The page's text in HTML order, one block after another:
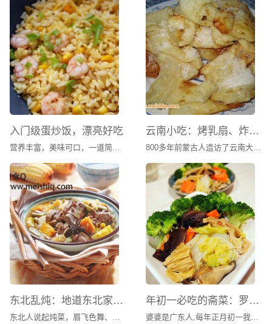
入门级蛋炒饭，漂亮好吃
营养丰富，美味可口，一道简单美味的家常菜肴。
云南小吃：烤乳扇、炸乳扇
800多年前蒙古人造访了云南大理，自此，两个相隔千里的民族朝夕相处几个世纪，逐渐语言相通，饮食趋同，当地白族人自然而然地爱上了蒙古人的传统食品乳扇。他们不仅学会了制作，而且用炸的手法让乳扇获得香酥口感，赋予了这道美食耀眼的别样风情。
东北乱炖：地道东北家常菜
东北人说起炖菜，眉飞色舞、如数家珍。四大炖、八大炖、十大炖，说得确凿万分。不过不管多少名堂，其实都是用身边最常见的原料，最简单的办法，烹出最地道的北方口味，炖出最豪爽大度的东北食风。乱炖不同于普通的红烧，要最后多留些汤汁拌饭吃才够美味。炖菜是东北菜肴中最常见最多的一种烹调方式，这大约和东北地处严寒有关，您想啊，大锅的炖菜端上来，冒着腾腾的热气，吃在嘴里暖呼呼的，身上顿时增添了热量，而且大锅炖菜不会很快就凉了，即使吃的时间稍长一点儿，菜仍然温暖有余。
年初一必吃的斋菜：罗汉斋
婆婆是广东人,每年正月初一我们全家都是吃罗汉斋菜,而传统罗汉斋用十八种原料做成,意喻对十八罗汉的虔敬.只是现代的人很少真的选用十八种材料烹饪,通常都是选取其中的几样再加上自己喜欢的蔬菜来搭配,必备的一定是有香菇,木耳,豆制品(如腐竹或者油豆腐),大白菜,和粉丝.以前在香港过年时,初一一大早婆婆就开始准备斋菜,当差不多快好时就打电话过来叫我们去婆婆家拜年加吃午饭,斋菜加发菜生菜(取发财,生财的谐音)在做这道菜之前有想过做发菜生菜,结果找了一大圈这里的亚洲超市和唐人铺都没有发菜卖只好做罢.大家在做这道菜时可